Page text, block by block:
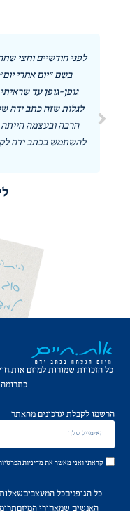
סינגל שכתבתי בתחילת
יצרתי לשיר קליפ מילים, ועברתי
כתב יד שהתחברתי אליו.
עמית מן ז"ל, גיבורה ששמעתי
זמרת. תודה רבה לכם על
שלי, אתם עושים עבודה
כל הזכויות שמורות למיזם
כתרומה
כל הגופניםכל המעצבים
הרשמו לקבלת עדכונים מהאתר
קראתי ואני מאשר אתמדיניות